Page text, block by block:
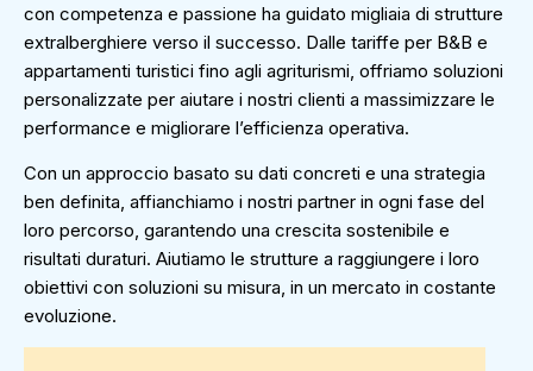
con competenza e passione ha guidato migliaia di strutture
extralberghiere verso il successo. Dalle tariffe per B&B e
appartamenti turistici fino agli agriturismi, offriamo soluzioni
personalizzate per aiutare i nostri clienti a massimizzare le
performance e migliorare l’efficienza operativa.
Con un approccio basato su dati concreti e una strategia
ben definita, affianchiamo i nostri partner in ogni fase del
loro percorso, garantendo una crescita sostenibile e
risultati duraturi. Aiutiamo le strutture a raggiungere i loro
obiettivi con soluzioni su misura, in un mercato in costante
evoluzione.